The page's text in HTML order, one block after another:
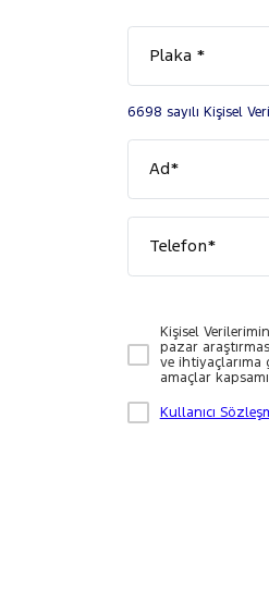
Plaka *
6698 sayılı Kişisel
Ad*
Telefon*
Kişisel
pazar
ve ihtiyaçlarıma
amaçlar
Kullanıcı